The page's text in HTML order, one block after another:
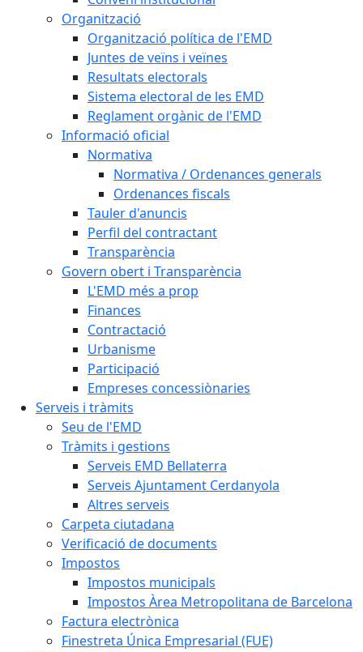
Organització
Organització política de l'EMD
Juntes de veïns i veïnes
Resultats electorals
Sistema electoral de les EMD
Reglament orgànic de l'EMD
Informació oficial
Normativa
Normativa / Ordenances generals
Ordenances fiscals
Tauler d'anuncis
Perfil del contractant
Transparència
Govern obert i Transparència
L'EMD més a prop
Finances
Contractació
Urbanisme
Participació
Empreses concessiònaries
Serveis i tràmits
Seu de l'EMD
Tràmits i gestions
Serveis EMD Bellaterra
Serveis Ajuntament Cerdanyola
Altres serveis
Carpeta ciutadana
Verificació de documents
Impostos
Impostos municipals
Impostos Àrea Metropolitana de Barcelona
Factura electrònica
Finestreta Única Empresarial (FUE)